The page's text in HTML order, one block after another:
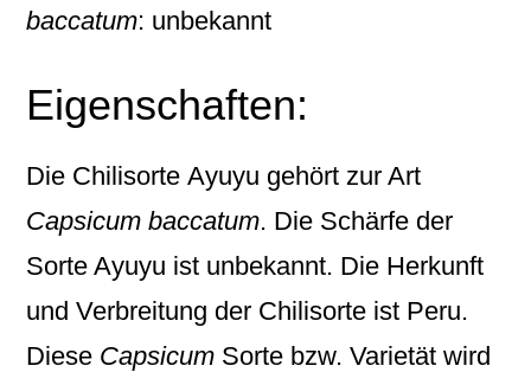
baccatum: unbekannt
Eigenschaften:
Die ChilisorteAyuyu gehört zur Art
Capsicum baccatum. Die Schärfe der
Sorte Ayuyu ist unbekannt. Die Herkunft
und Verbreitung der Chilisorte ist Peru.
Diese Capsicum Sorte bzw. Varietät wird